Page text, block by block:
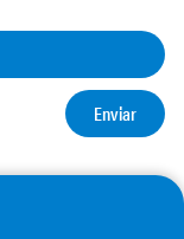
Enviar